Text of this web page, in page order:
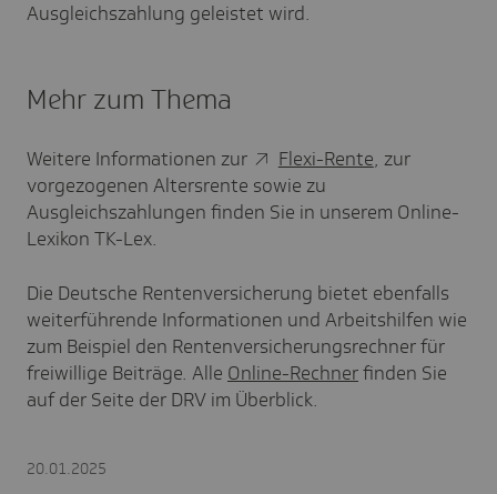
Ausgleichszahlung geleistet wird.
Mehr zum Thema
Weitere Informationen zur Flexi-Rente, zur
vorgezogenen Altersrente sowie zu
Ausgleichszahlungen finden Sie in unserem Online-
Lexikon TK-Lex.
Die Deutsche Rentenversicherung bietet ebenfalls
weiterführende Informationen und Arbeitshilfen wie
zum Beispiel den Rentenversicherungsrechner für
freiwillige Beiträge. Alle Online-Rechnerfinden Sie
auf der Seite der DRV im Überblick.
20.01.2025